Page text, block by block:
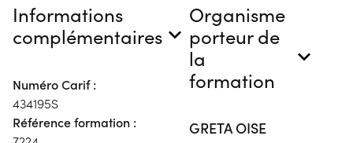
Informations
complémentaires
Numéro Carif :
434195S
Référence formation :
Organisme
porteur de
la
formation
GRETA OISE